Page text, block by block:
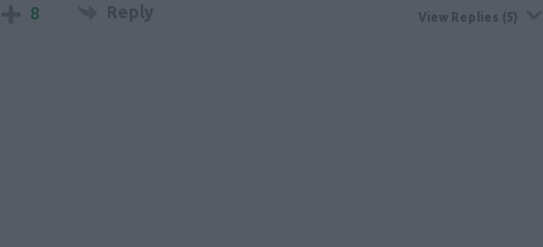
8 Reply View Replies (5)